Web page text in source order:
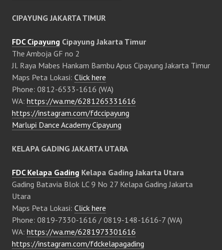
CIPAYUNG JAKARTA TIMUR
FDC Cipayung Cipayung Jakarta Timur
The Amboja GF no 2
Jl. Raya Mabes Hankam Bambu Apus Cipayung Jakarta Timur
Maps Peta Lokasi: Click here
Phone: 0812-6533-1616 (WA)
WA: https://wa.me/6281265331616
https://instagram.com/fdccipayung
Marlupi Dance Academy Cipayung
KELAPA GADING JAKARTA UTARA
FDC Kelapa Gading Kelapa Gading Jakarta Utara
Gading Batavia Blok LC 9 No 27 Kelapa Gading Jakarta
Utara
Maps Peta Lokasi: Click here
Phone: 0819-7330-1616 / 0819-148-1616-7 (WA)
WA: https://wa.me/6281973301616
https://instagram.com/fdckelapagading